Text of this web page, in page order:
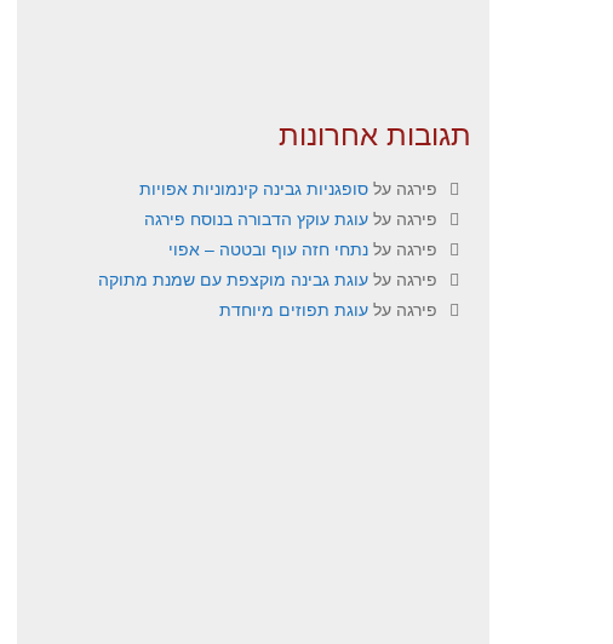
תגובות אחרונות
פירגה על סופגניות גבינה קינמוניות אפויות
פירגה על עוגת עוקץ הדבורה בנוסח פירגה
פירגה על נתחי חזה עוף ובטטה – אפוי
פירגה על עוגת גבינה מוקצפת עם שמנת מתוקה
פירגה על עוגת תפוזים מיוחדת